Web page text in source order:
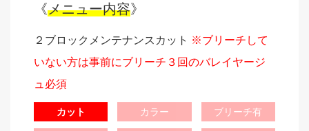
《メニュー内容》
２ブロックメンテナンスカット ※ブリーチして
いない方は事前にブリーチ３回のバレイヤージ
ュ必須
カット カラー ブリーチ有